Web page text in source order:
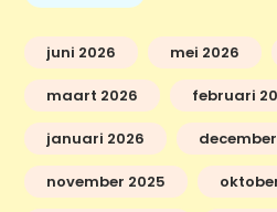
juni 2026 mei 2026
maart 2026 februari
januari 2026
november 2025